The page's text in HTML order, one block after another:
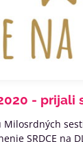
- prijali
Milosrdných
SRDCE na